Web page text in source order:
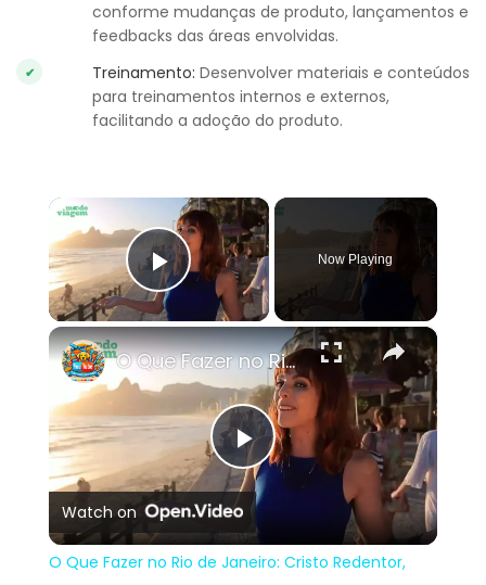
conforme mudanças de produto, lançamentos e
feedbacks das áreas envolvidas.
Treinamento: Desenvolver materiais e conteúdos
para treinamentos internos e externos,
facilitando a adoção do produto.
×
Play Video
Now Playing
×
Play
Video
O Que Fazer no Rio de Janeiro: Cristo Redentor, Ipanema e Museu do Amanhã!
Watch on
O Que Fazer no Rio de Janeiro: Cristo Redentor,